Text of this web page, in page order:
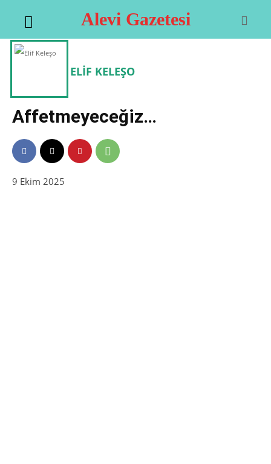
Alevi Gazetesi
ELIF KELEŞO
Affetmeyeceğiz…
9 Ekim 2025